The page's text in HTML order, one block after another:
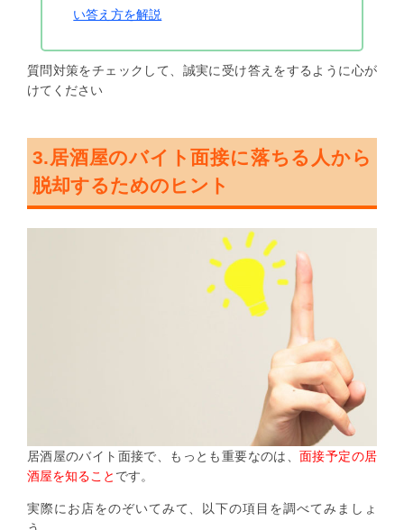
い答え方を解説
質問対策をチェックして、誠実に受け答えをするように心が
けてください
3.居酒屋のバイト面接に落ちる人から
脱却するためのヒント
居酒屋のバイト面接で、もっとも重要なのは、面接予定の居
酒屋を知ること です。
実際にお店をのぞいてみて、以下の項目を調べてみましょ